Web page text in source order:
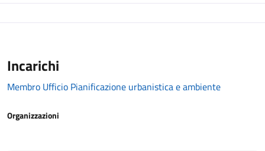
Incarichi
Membro Ufficio Pianificazione urbanistica e ambiente
Organizzazioni